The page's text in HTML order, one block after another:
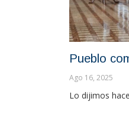
Pueblo
Ago 16, 2025
Lo dijimos